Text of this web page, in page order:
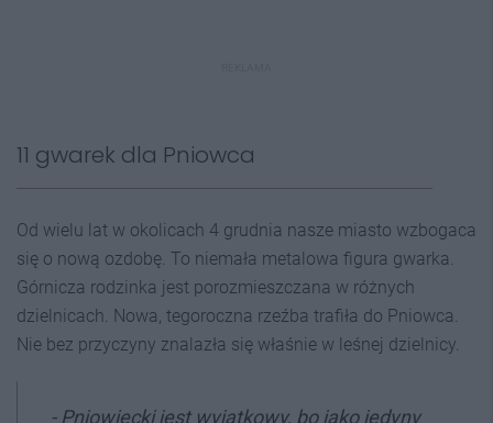
11 gwarek dla Pniowca
Od wielu lat w okolicach 4 grudnia nasze miasto wzbogaca
się o nową ozdobę. To niemała metalowa figura gwarka.
Górnicza rodzinka jest porozmieszczana w różnych
dzielnicach. Nowa, tegoroczna rzeźba trafiła do Pniowca.
Nie bez przyczyny znalazła się właśnie w leśnej dzielnicy.
- Pniowiecki jest wyjątkowy, bo jako jedyny